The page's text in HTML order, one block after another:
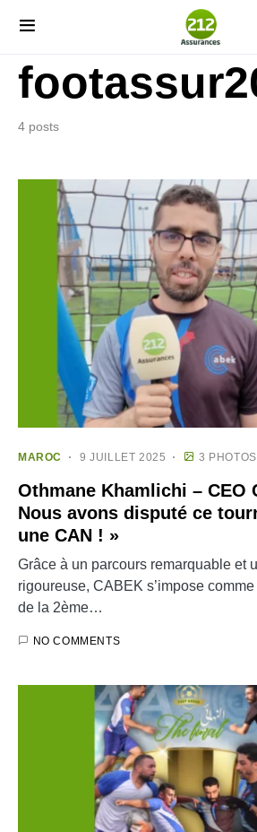
4 posts
MAROC 9 JUILLET 2025 3 PHOTOS
Othmane Khamlichi – CEO
Nous avons disputé ce
une CAN ! »
Grâce à un parcours remarquable et
rigoureuse, CABEK s’impose
de la 2ème…
NO COMMENTS